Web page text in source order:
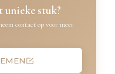
stuk?
contact op voor meer